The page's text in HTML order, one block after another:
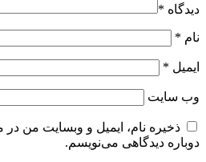
دیدگاه *
نام *
ایمیل *
وب‌ سایت
ذخیره نام، ایمیل و وبسایت من
دوباره دیدگاهی می‌نویسم.